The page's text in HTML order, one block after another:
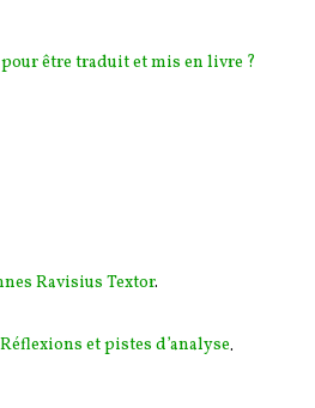
être traduit et mis en livre ?
Ravisius Textor.
et pistes d’analyse.